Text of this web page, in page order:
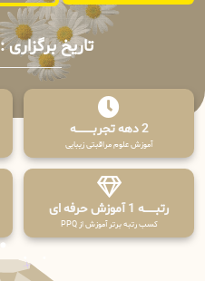
تاریخ برگزاری : 1405/05/15
2 دهه تجربـــــــــه
آموزش علوم مراقبتی زیبایی
رتبــــــه 1 آموزش حرفه ای
کسب رتبه برتر آموزش از PPQ